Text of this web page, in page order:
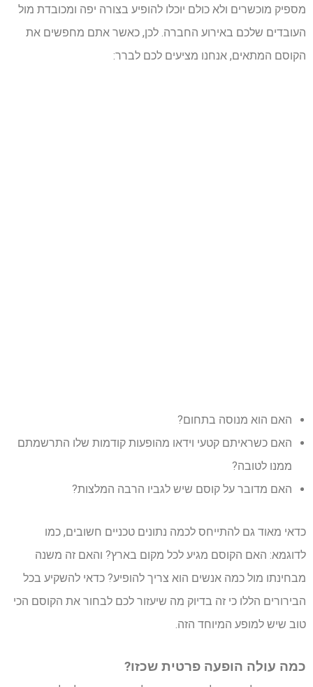
מספיק מוכשרים ולא כולם יוכלו להופיע בצורה יפה ומכובדת מול
העובדים שלכם באירוע החברה. לכן, כאשר אתם מחפשים את
הקוסם המתאים, אנחנו מציעים לכם לברר:
האם הוא מנוסה בתחום?
האם כשראיתם קטעי וידאו מהופעות קודמות שלו התרשמתם
ממנו לטובה?
האם מדובר על קוסם שיש לגביו הרבה המלצות?
כדאי מאוד גם להתייחס לכמה נתונים טכניים חשובים, כמו
לדוגמא: האם הקוסם מגיע לכל מקום בארץ? והאם זה משנה
מבחינתו מול כמה אנשים הוא צריך להופיע? כדאי להשקיע בכל
הבירורים הללו כי זה בדיוק מה שיעזור לכם לבחור את הקוסם הכי
טוב שיש למופע המיוחד הזה.
כמה עולה הופעה פרטית שכזו?